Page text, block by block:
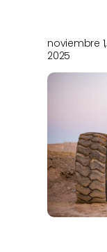
noviembre 1,
2025